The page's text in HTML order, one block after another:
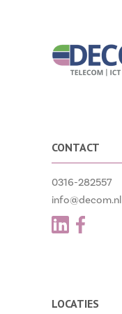
CONTACT
0316-282557
info@decom.nl
LOCATIES